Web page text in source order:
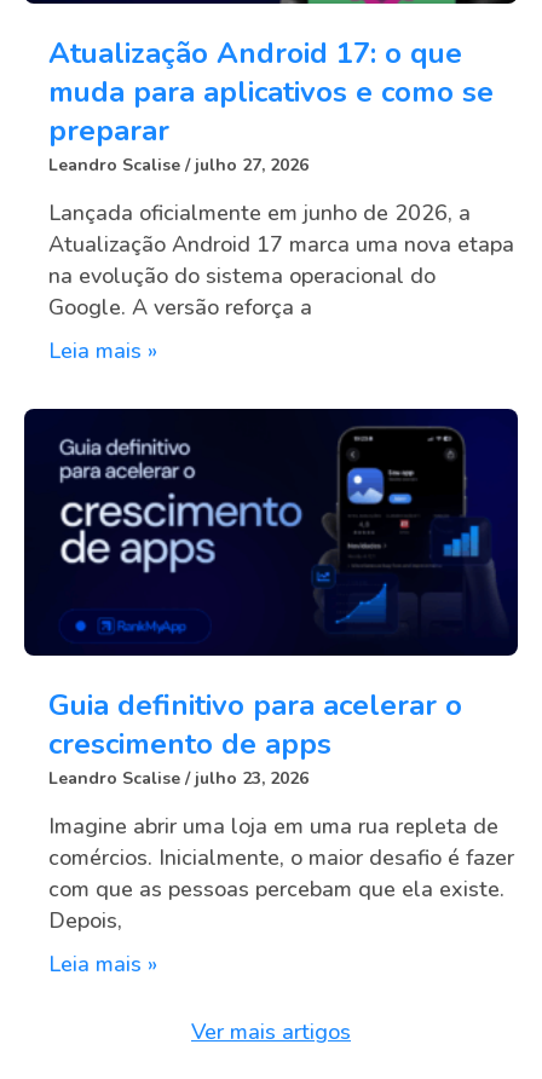
Atualização Android 17: o que
muda para aplicativos e como se
preparar
Leandro Scalise julho 27, 2026
Lançada oficialmente em junho de 2026, a
Atualização Android 17 marca uma nova etapa
na evolução do sistema operacional do
Google. A versão reforça a
Leia mais »
Guia definitivo para acelerar o
crescimento de apps
Leandro Scalise julho 23, 2026
Imagine abrir uma loja em uma rua repleta de
comércios. Inicialmente, o maior desafio é fazer
com que as pessoas percebam que ela existe.
Depois,
Leia mais »
Ver mais artigos